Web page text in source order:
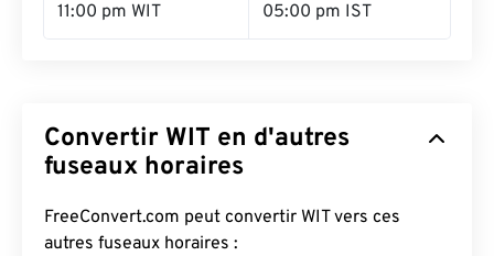
11:00 pm WIT 05:00 pm IST
Convertir WIT en d'autres
fuseaux horaires
FreeConvert.com peut convertir WIT vers ces
autres fuseaux horaires :